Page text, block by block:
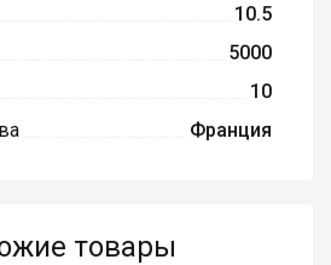
10.5
5000
10
Франция
товары